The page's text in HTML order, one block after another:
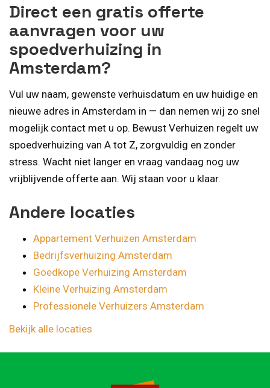
Direct een gratis offerte
aanvragen voor uw
spoedverhuizing in
Amsterdam?
Vul uw naam, gewenste verhuisdatum en uw huidige en
nieuwe adres in Amsterdam in — dan nemen wij zo snel
mogelijk contact met u op. Bewust Verhuizen regelt uw
spoedverhuizing van A tot Z, zorgvuldig en zonder
stress. Wacht niet langer en vraag vandaag nog uw
vrijblijvende offerte aan. Wij staan voor u klaar.
Andere locaties
Appartement Verhuizen Amsterdam
Bedrijfsverhuizing Amsterdam
Goedkope Verhuizing Amsterdam
Kleine Verhuizing Amsterdam
Professionele Verhuizers Amsterdam
Bekijk alle locaties